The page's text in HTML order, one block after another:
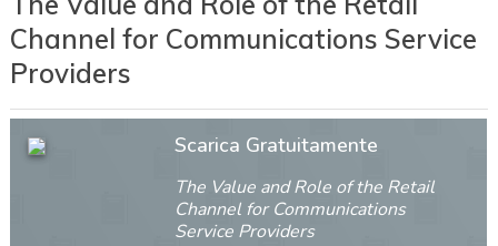
Channel for Communications Service
Providers
Scarica Gratuitamente
The Value and Role of the Retail
Channel for Communications
Service Providers